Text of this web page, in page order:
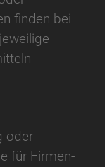
finden bei
oder
für Firmen-